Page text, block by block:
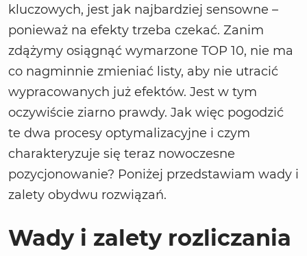
kluczowych, jest jak najbardziej sensowne –
ponieważ na efekty trzeba czekać. Zanim
zdążymy osiągnąć wymarzone TOP 10, nie ma
co nagminnie zmieniać listy, aby nie utracić
wypracowanych już efektów. Jest w tym
oczywiście ziarno prawdy. Jak więc pogodzić
te dwa procesy optymalizacyjne i czym
charakteryzuje się teraz nowoczesne
pozycjonowanie? Poniżej przedstawiam wady i
zalety obydwu rozwiązań.
Wady i zalety rozliczania